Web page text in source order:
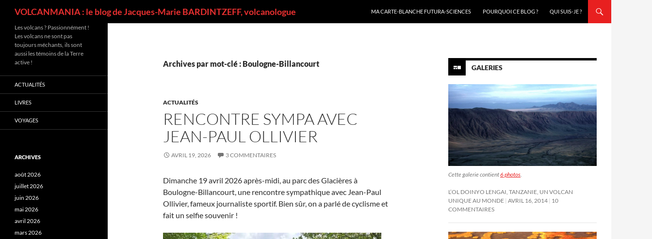
VOLCANMANIA : le blog de Jacques-Marie BARDINTZEFF, volcanologue
MA CARTE-BLANCHE FUTURA-SCIENCES
POURQUOI CE BLOG ? QUI SUIS-JE ?
Archives par mot-clé : Boulogne-Billancourt
ACTUALITÉS
RENCONTRE SYMPA AVEC
JEAN-PAUL OLLIVIER
AVRIL 19, 2026 3 COMMENTAIRES
Dimanche 19 avril 2026 après-midi, au parc des Glacières à
Boulogne-Billancourt, une rencontre sympathique avec Jean-Paul
Ollivier, fameux journaliste sportif. Bien sûr, on a parlé de cyclisme et
fait un selfie souvenir !
GALERIES
Cette galerie contient6 photos.
L’OL DOINYO LENGAI, TANZANIE, UN VOLCAN
UNIQUE AU MONDE AVRIL 16, 2014 10
COMMENTAIRES
Les volcans ? Passionnément !
Les volcans ne sont pas
toujours méchants, ils sont
aussi les témoins de la Terre
active !
ACTUALITÉS
LIVRES
VOYAGES
ARCHIVES
août 2026
juillet 2026
juin 2026
mai 2026
avril 2026
mars 2026